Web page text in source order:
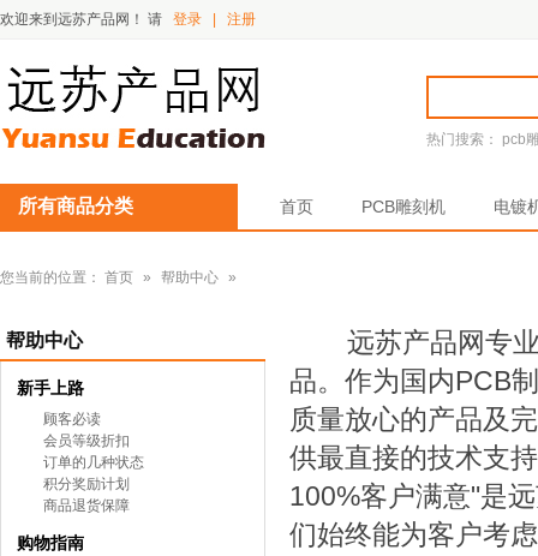
欢迎来到远苏产品网！ 请 登录 注册
热门搜索： pcb
所有商品分类 首页 PCB雕刻机 电镀
您当前的位置： 首页 » 帮助中心 »
帮助中心
新手上路
顾客必读
会员等级折扣
订单的几种状态
积分奖励计划
商品退货保障
购物指南
远苏产品网专业
品。作为国内PCB
质量放心的产品及
供最直接的技术支
100%客户满意"是
们始终能为客户考